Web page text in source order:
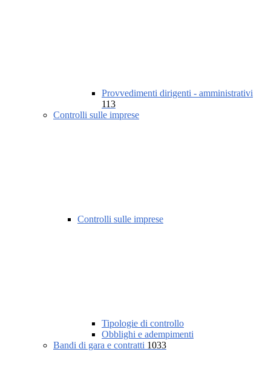
Provvedimenti dirigenti - amministrativi
113
Controlli sulle imprese
Controlli sulle imprese
Tipologie di controllo
Obblighi e adempimenti
Bandi di gara e contratti 1033